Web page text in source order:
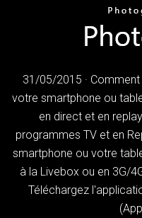
31/05/2015 ·
votre smartphone ou
en direct et en
programmes TV et en
smartphone ou votre
à la Livebox ou en 3G/
Téléchargez